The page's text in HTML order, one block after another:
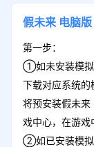
假未来 电脑版
第一步：
①如未安装模拟
下载对应系统
将预安装假未
戏中心，在游戏
②如已安装模拟